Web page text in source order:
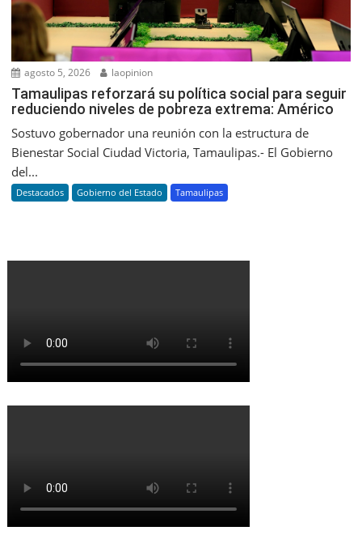
agosto 5, 2026 laopinion
Tamaulipas reforzará su política social para seguir
reduciendo niveles de pobreza extrema: Américo
Sostuvo gobernador una reunión con la estructura de
Bienestar Social Ciudad Victoria, Tamaulipas.- El Gobierno
del...
Destacados Gobierno del Estado Tamaulipas